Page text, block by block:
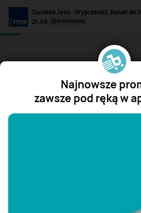
Gazetka Jysk - Wyprzedaż, Rabat do
21.06
archiwalna
Najnowsze
zawsze pod ręką w
"/>